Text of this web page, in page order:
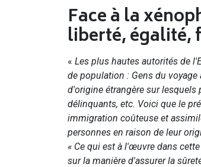
Face à la
liberté, égalité,
« Les plus hautes autorités de
de population : Gens du
d'origine étrangère sur lesquels
délinquants, etc. Voici que le
immigration coûteuse et
personnes en raison de leur
« Ce qui est à l'œuvre dans
sur la manière d'assurer la